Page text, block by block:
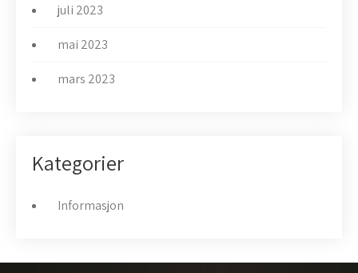
juli 2023
mai 2023
mars 2023
Kategorier
Informasjon